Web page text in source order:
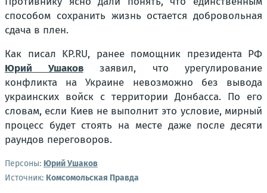
способом сохранить жизнь остается добровольная
сдача в плен.
Как писал KP.RU, ранее помощник президента РФ
Юрий Ушаковзаявил, что урегулирование
конфликта на Украине невозможно без вывода
украинских войск с территории Донбасса. По его
словам, если Киев не выполнит это условие, мирный
процесс будет стоять на месте даже после десяти
раундов переговоров.
Персоны: Юрий Ушаков
Источник: Комсомольская Правда